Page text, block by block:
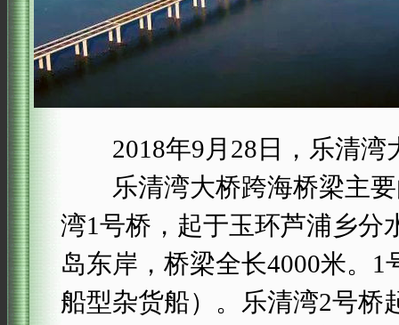
2018年9月28日，乐清湾
乐清湾大桥跨海桥梁主要
湾1号桥，起于玉环芦浦乡分
岛东岸，桥梁全长4000米。
船型杂货船）。乐清湾2号桥